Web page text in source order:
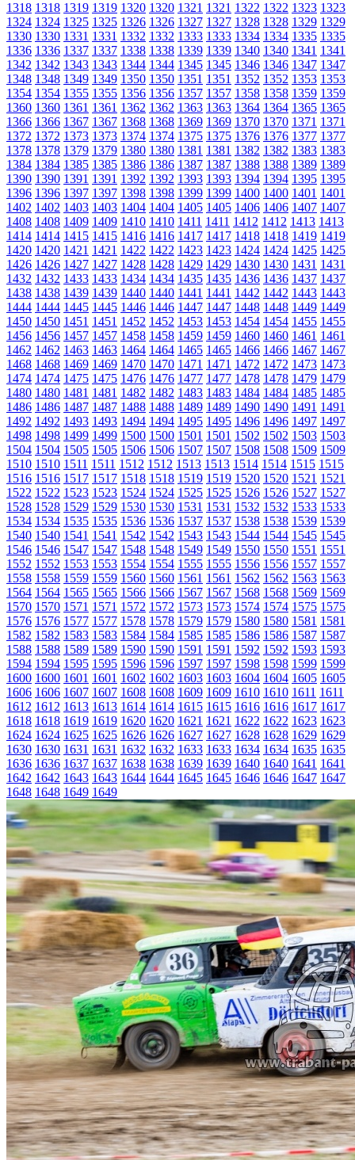
1318 1318 1319 1319 1320 1320 1321 1321 1322 1322 1323 1323
1324 1324 1325 1325 1326 1326 1327 1327 1328 1328 1329 1329
1330 1330 1331 1331 1332 1332 1333 1333 1334 1334 1335 1335
1336 1336 1337 1337 1338 1338 1339 1339 1340 1340 1341 1341
1342 1342 1343 1343 1344 1344 1345 1345 1346 1346 1347 1347
1348 1348 1349 1349 1350 1350 1351 1351 1352 1352 1353 1353
1354 1354 1355 1355 1356 1356 1357 1357 1358 1358 1359 1359
1360 1360 1361 1361 1362 1362 1363 1363 1364 1364 1365 1365
1366 1366 1367 1367 1368 1368 1369 1369 1370 1370 1371 1371
1372 1372 1373 1373 1374 1374 1375 1375 1376 1376 1377 1377
1378 1378 1379 1379 1380 1380 1381 1381 1382 1382 1383 1383
1384 1384 1385 1385 1386 1386 1387 1387 1388 1388 1389 1389
1390 1390 1391 1391 1392 1392 1393 1393 1394 1394 1395 1395
1396 1396 1397 1397 1398 1398 1399 1399 1400 1400 1401 1401
1402 1402 1403 1403 1404 1404 1405 1405 1406 1406 1407 1407
1408 1408 1409 1409 1410 1410 1411 1411 1412 1412 1413 1413
1414 1414 1415 1415 1416 1416 1417 1417 1418 1418 1419 1419
1420 1420 1421 1421 1422 1422 1423 1423 1424 1424 1425 1425
1426 1426 1427 1427 1428 1428 1429 1429 1430 1430 1431 1431
1432 1432 1433 1433 1434 1434 1435 1435 1436 1436 1437 1437
1438 1438 1439 1439 1440 1440 1441 1441 1442 1442 1443 1443
1444 1444 1445 1445 1446 1446 1447 1447 1448 1448 1449 1449
1450 1450 1451 1451 1452 1452 1453 1453 1454 1454 1455 1455
1456 1456 1457 1457 1458 1458 1459 1459 1460 1460 1461 1461
1462 1462 1463 1463 1464 1464 1465 1465 1466 1466 1467 1467
1468 1468 1469 1469 1470 1470 1471 1471 1472 1472 1473 1473
1474 1474 1475 1475 1476 1476 1477 1477 1478 1478 1479 1479
1480 1480 1481 1481 1482 1482 1483 1483 1484 1484 1485 1485
1486 1486 1487 1487 1488 1488 1489 1489 1490 1490 1491 1491
1492 1492 1493 1493 1494 1494 1495 1495 1496 1496 1497 1497
1498 1498 1499 1499 1500 1500 1501 1501 1502 1502 1503 1503
1504 1504 1505 1505 1506 1506 1507 1507 1508 1508 1509 1509
1510 1510 1511 1511 1512 1512 1513 1513 1514 1514 1515 1515
1516 1516 1517 1517 1518 1518 1519 1519 1520 1520 1521 1521
1522 1522 1523 1523 1524 1524 1525 1525 1526 1526 1527 1527
1528 1528 1529 1529 1530 1530 1531 1531 1532 1532 1533 1533
1534 1534 1535 1535 1536 1536 1537 1537 1538 1538 1539 1539
1540 1540 1541 1541 1542 1542 1543 1543 1544 1544 1545 1545
1546 1546 1547 1547 1548 1548 1549 1549 1550 1550 1551 1551
1552 1552 1553 1553 1554 1554 1555 1555 1556 1556 1557 1557
1558 1558 1559 1559 1560 1560 1561 1561 1562 1562 1563 1563
1564 1564 1565 1565 1566 1566 1567 1567 1568 1568 1569 1569
1570 1570 1571 1571 1572 1572 1573 1573 1574 1574 1575 1575
1576 1576 1577 1577 1578 1578 1579 1579 1580 1580 1581 1581
1582 1582 1583 1583 1584 1584 1585 1585 1586 1586 1587 1587
1588 1588 1589 1589 1590 1590 1591 1591 1592 1592 1593 1593
1594 1594 1595 1595 1596 1596 1597 1597 1598 1598 1599 1599
1600 1600 1601 1601 1602 1602 1603 1603 1604 1604 1605 1605
1606 1606 1607 1607 1608 1608 1609 1609 1610 1610 1611 1611
1612 1612 1613 1613 1614 1614 1615 1615 1616 1616 1617 1617
1618 1618 1619 1619 1620 1620 1621 1621 1622 1622 1623 1623
1624 1624 1625 1625 1626 1626 1627 1627 1628 1628 1629 1629
1630 1630 1631 1631 1632 1632 1633 1633 1634 1634 1635 1635
1636 1636 1637 1637 1638 1638 1639 1639 1640 1640 1641 1641
1642 1642 1643 1643 1644 1644 1645 1645 1646 1646 1647 1647
1648 1648 1649 1649